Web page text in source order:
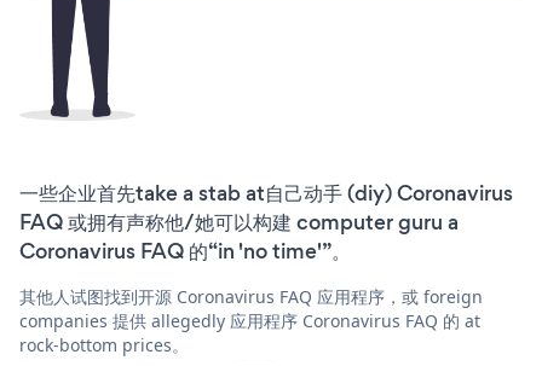
一些企业首先take a stab at自己动手 (diy) Coronavirus
FAQ 或拥有声称他/她可以构建 computer guru a
Coronavirus FAQ 的“in 'no time'”。
其他人试图找到开源 Coronavirus FAQ 应用程序，或 foreign
companies 提供 allegedly 应用程序 Coronavirus FAQ 的 at
rock-bottom prices。